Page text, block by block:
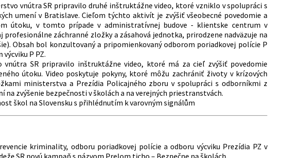
vnútra SR pripravilo druhé inštruktážne video, ktoré vzniklo v spolupráci s
umení v Bratislave. Cieľom týchto aktivít je zvýšiť všeobecné povedomie a
útoku, v tomto prípade v administratívnej budove - klientske centrum v
záchranné zložky a zásahová jednotka, prirodzene nadväzuje na
Obsah bol konzultovaný a pripomienkovaný odborom poriadkovej polície P
P PZ.
vnútra SR pripravilo inštruktážne video, ktoré má za cieľ zvýšiť povedomie
útoku. Video poskytuje pokyny, ktoré môžu zachrániť životy v krízových
ministerstva a Prezídia Policajného zboru v spolupráci s odborníkmi z
zvýšenie bezpečnosti v školách a na verejných priestranstvách.
škol na Slovensku s přihlédnutím k varovným signálům
kriminality, odboru poriadkovej polície a odboru výcviku Prezídia PZ v
SR novú kampaň s názvom Prelom ticho – Bezpečne na školách.